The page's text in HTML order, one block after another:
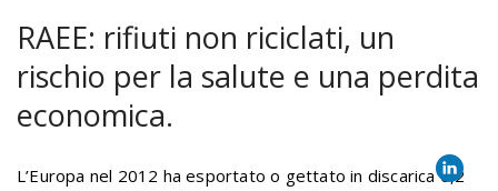
RAEE: rifiuti non riciclati, un
rischio per la salute e una perdita
economica.
L’Europa nel 2012 ha esportato o gettato in discarica 6,2